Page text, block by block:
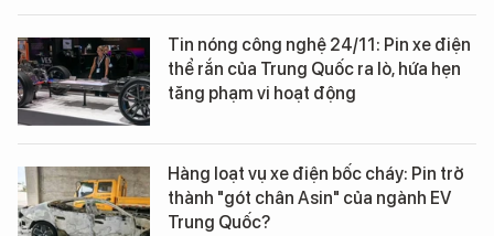
Tin nóng công nghệ 24/11: Pin xe điện
thể rắn của Trung Quốc ra lò, hứa hẹn
tăng phạm vi hoạt động
Hàng loạt vụ xe điện bốc cháy: Pin trở
thành "gót chân Asin" của ngành EV
Trung Quốc?